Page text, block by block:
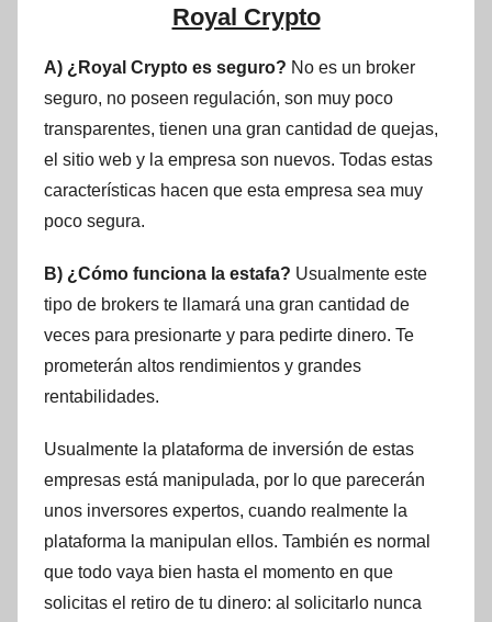
Royal Crypto
A) ¿Royal Crypto es seguro? No es un broker
seguro, no poseen regulación, son muy poco
transparentes, tienen una gran cantidad de quejas,
el sitio web y la empresa son nuevos. Todas estas
características hacen que esta empresa sea muy
poco segura.
B) ¿Cómo funciona la estafa? Usualmente este
tipo de brokers te llamará una gran cantidad de
veces para presionarte y para pedirte dinero. Te
prometerán altos rendimientos y grandes
rentabilidades.
Usualmente la plataforma de inversión de estas
empresas está manipulada, por lo que parecerán
unos inversores expertos, cuando realmente la
plataforma la manipulan ellos. También es normal
que todo vaya bien hasta el momento en que
solicitas el retiro de tu dinero: al solicitarlo nunca